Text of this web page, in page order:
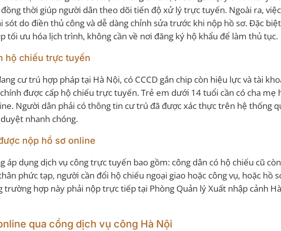
thời giúp người dân theo dõi tiến độ xử lý trực tuyến. Ngoài ra,
do điền thủ công và dễ dàng chỉnh sửa trước khi nộp hồ sơ. Đặc
tối ưu hóa lịch trình, không cần về nơi đăng ký hộ khẩu để làm thủ tục.
hộ chiếu trực tuyến
cư trú hợp pháp tại Hà Nội, có CCCD gắn chip còn hiệu lực và tài
được cấp hộ chiếu trực tuyến. Trẻ em dưới 14 tuổi cần có cha mẹ
Người dân phải có thông tin cư trú đã được xác thực trên hệ thống
nhanh chóng.
nộp hồ sơ online
áp dụng dịch vụ công trực tuyến bao gồm: công dân có hộ chiếu cũ
phức tạp, người cần đổi hộ chiếu ngoại giao hoặc công vụ, hoặc hồ
trường hợp này phải nộp trực tiếp tại Phòng Quản lý Xuất nhập cảnh
qua cổng dịch vụ công Hà Nội